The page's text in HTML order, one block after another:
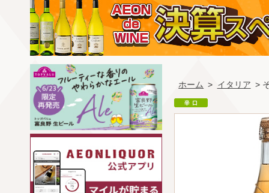
ホーム > イタリア >